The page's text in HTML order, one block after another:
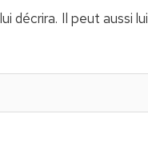
décrira. Il peut aussi lui